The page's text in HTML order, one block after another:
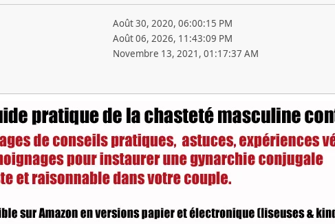
Août 30, 2020, 06:00:15 PM
Août 06, 2026, 11:43:09 PM
Novembre 13, 2021, 01:17:37 AM